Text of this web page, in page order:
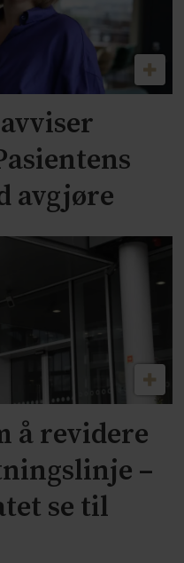
avgjøre
å revidere
–
se til